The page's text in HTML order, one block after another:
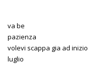
va be
pazienza
volevi scappa gia ad inizio
luglio